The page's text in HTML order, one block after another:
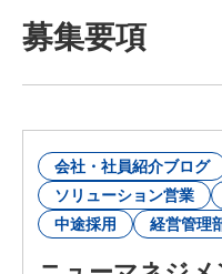
ニュー
募集要項
会社・社員紹介ブログ
ソリューション営業
中途採用
経営管理